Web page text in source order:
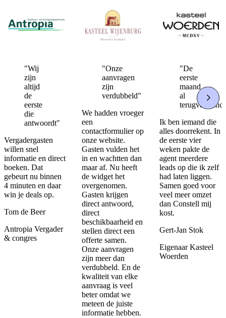
"Wij
zijn
altijd
de
eerste
die
antwoordt"
Vergadergasten
willen snel
informatie en direct
boeken. Dat
gebeurt nu binnen
4 minuten en daar
win je deals op.
Tom de Beer
Antropia Vergader
& congres
"Onze
aanvragen
zijn
verdubbeld"
We hadden vroeger
een
contactformulier op
onze website.
Gasten vulden het
in en wachtten dan
maar af. Nu heeft
de widget het
overgenomen.
Gasten krijgen
direct antwoord,
direct
beschikbaarheid en
stellen direct een
offerte samen.
Onze aanvragen
zijn meer dan
verdubbeld. En de
kwaliteit van elke
aanvraag is veel
beter omdat we
meteen de juiste
informatie hebben.
"De
eerste
maand
al
Ik ben iemand die
alles doorrekent. In
de eerste vier
weken pakte de
agent meerdere
leads op die ik zelf
had laten liggen.
Samen goed voor
veel meer omzet
dan Constell mij
kost.
Gert-Jan Stok
Eigenaar Kasteel
Woerden